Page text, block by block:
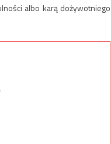
albo karą dożywotniego